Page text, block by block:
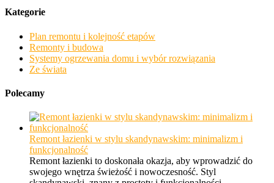
Kategorie
Plan remontu i kolejność etapów
Remonty i budowa
Systemy ogrzewania domu i wybór rozwiązania
Ze świata
Polecamy
Remont łazienki w stylu skandynawskim: minimalizm i
funkcjonalność
Remont łazienki to doskonała okazja, aby wprowadzić do
swojego wnętrza świeżość i nowoczesność. Styl